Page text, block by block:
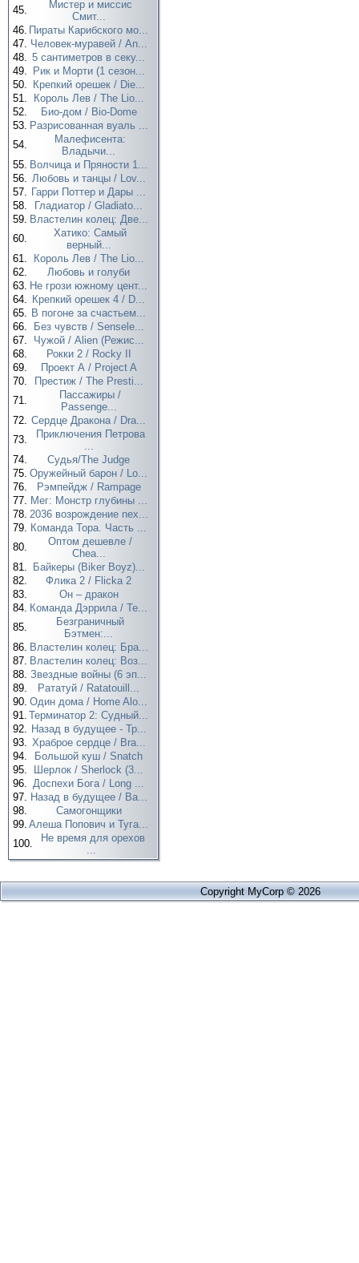
45.
Мистер и миссис
Смит...
46. Пираты Карибского мо...
47. Человек-муравей / An...
48. 5 сантиметров в секу...
49.
Рик и Морти (1 сезон...
50.
Крепкий орешек / Die...
51.
Король Лев / The Lio...
52.
Био-дом / Bio-Dome
53. Разрисованная вуаль ...
54.
Малефисента:
Владычи...
55. Волчица и Пряности 1...
56. Любовь и танцы / Lov...
57. Гарри Поттер и Дары ...
58.
Гладиатор / Gladiato...
59. Властелин колец: Две...
60.
Хатико: Самый
верный...
61.
Король Лев / The Lio...
62.
Любовь и голуби
63. Не грози южному цент...
64. Крепкий орешек 4 / D...
65. В погоне за счастьем...
66.
Без чувств / Sensele...
67.
Чужой / Alien (Режис...
68.
Рокки 2 / Rocky II
69.
Проект А / Project A
70.
Престиж / The Presti...
71.
Пассажиры /
Passenge...
72. Сердце Дракона / Dra...
73.
Приключения Петрова
...
74.
Судья/The Judge
75. Оружейный барон / Lo...
76.
Рэмпейдж / Rampage
77. Мег: Монстр глубины ...
78. 2036 возрождение nex...
79. Команда Тора. Часть ...
80.
Оптом дешевле /
Chea...
81.
Байкеры (Biker Boyz)...
82.
Флика 2 / Flicka 2
83.
Он – дракон
84. Команда Дэррила / Te...
85.
Безграничный
Бэтмен:...
86. Властелин колец: Бра...
87. Властелин колец: Воз...
88. Звездные войны (6 эп...
89.
Рататуй / Ratatouill...
90. Один дома / Home Alo...
91. Терминатор 2: Судный...
92. Назад в будущее - Тр...
93. Храброе сердце / Bra...
94.
Большой куш / Snatch
95.
Шерлок / Sherlock (3...
96. Доспехи Бога / Long ...
97. Назад в будущее / Ba...
98.
Самогонщики
99. Алеша Попович и Туга...
100.
Не время для орехов
...
Copyright MyCorp © 2026